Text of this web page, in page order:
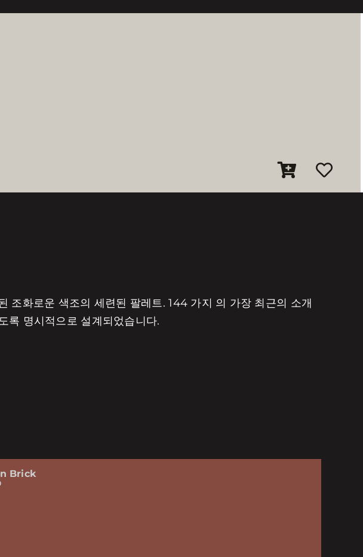
조화로운 색조의 세련된 팔레트. 144 가지 의 가장 최근의 소개
록 명시적으로 설계되었습니다.
Brick